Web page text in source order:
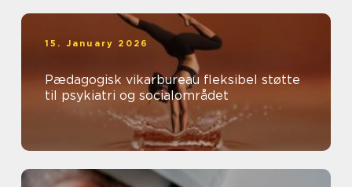
15. January 2026
Pædagogisk vikarbureau fleksibel støtte
til psykiatri og socialområdet